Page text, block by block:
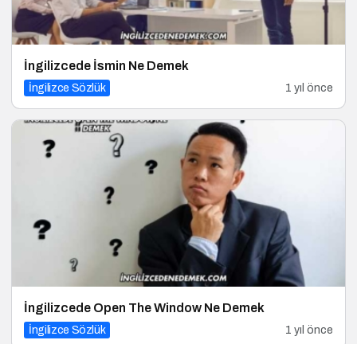
İngilizcede İsmin Ne Demek
İngilizce Sözlük 1 yıl önce
İngilizcede Open The Window Ne Demek
İngilizce Sözlük 1 yıl önce